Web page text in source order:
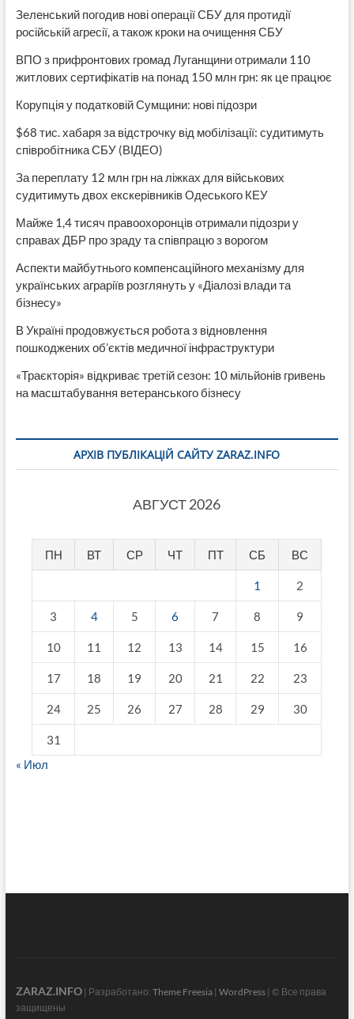
Зеленський погодив нові операції СБУ для протидії
російській агресії, а також кроки на очищення СБУ
ВПО з прифронтових громад Луганщини отримали 110
житлових сертифікатів на понад 150 млн грн: як це працює
Корупція у податковій Сумщини: нові підозри
$68 тис. хабаря за відстрочку від мобілізації: судитимуть
співробітника СБУ (ВІДЕО)
За переплату 12 млн грн на ліжках для військових
судитимуть двох екскерівників Одеського КЕУ
Майже 1,4 тисяч правоохоронців отримали підозри у
справах ДБР про зраду та співпрацю з ворогом
Аспекти майбутнього компенсаційного механізму для
українських аграріїв розглянуть у «Діалозі влади та
бізнесу»
В Україні продовжується робота з відновлення
пошкоджених об’єктів медичної інфраструктури
«Траєкторія» відкриває третій сезон: 10 мільйонів гривень
на масштабування ветеранського бізнесу
АРХІВ ПУБЛІКАЦІЙ САЙТУ ZARAZ.INFO
АВГУСТ 2026
ПН ВТ СР ЧТ ПТ СБ ВС
1 2
3 4 5 6 7 8 9
10 11 12 13 14 15 16
17 18 19 20 21 22 23
24 25 26 27 28 29 30
31
« Июл
ZARAZ.INFO| Разработано: Theme Freesia| WordPress| © Все права
защищены